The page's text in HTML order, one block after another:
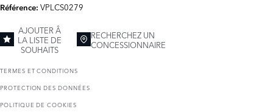
Référence: VPLCS0279
AJOUTER Â
LA LISTE DE
SOUHAITS
RECHERCHEZ UN
CONCESSIONNAIRE
TERMES ET CONDITIONS
PROTECTION DES DONNÉES
POLITIQUE DE COOKIES